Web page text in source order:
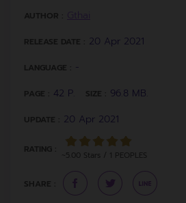
AUTHOR :
RELEASE DATE : 20 Apr 2021
LANGUAGE : -
PAGE : 42 P. SIZE : 96.8 MB.
UPDATE : 20 Apr 2021
RATING :
~5.00 Stars / 1 PEOPLES
SHARE :